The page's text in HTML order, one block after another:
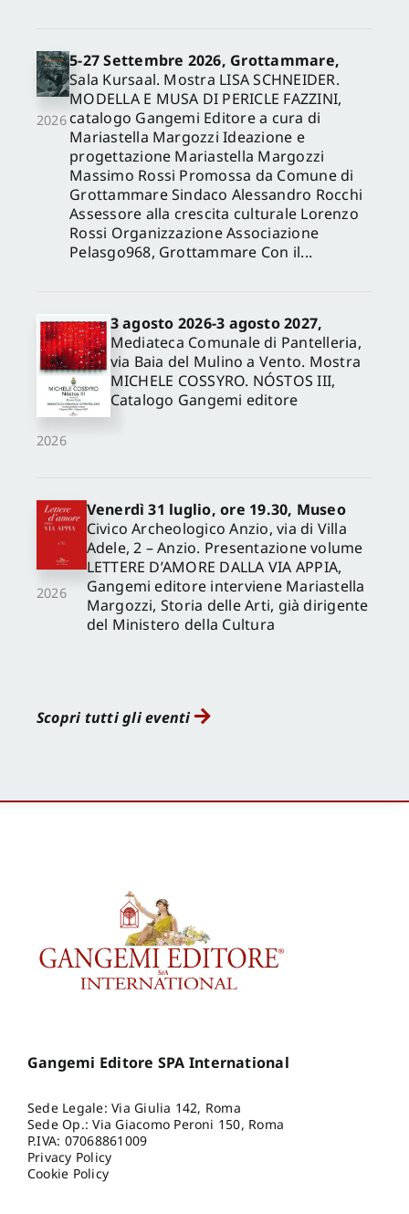
2026
5-27 Settembre 2026, Grottammare,
Sala Kursaal. Mostra LISA SCHNEIDER.
MODELLA E MUSA DI PERICLE FAZZINI,
catalogo Gangemi Editore a cura di
Mariastella Margozzi Ideazione e
progettazione Mariastella Margozzi
Massimo Rossi Promossa da Comune di
Grottammare Sindaco Alessandro Rocchi
Assessore alla crescita culturale Lorenzo
Rossi Organizzazione Associazione
Pelasgo968, Grottammare Con il...
2026
3 agosto 2026-3 agosto 2027,
Mediateca Comunale di Pantelleria,
via Baia del Mulino a Vento. Mostra
MICHELE COSSYRO. NÓSTOS III,
Catalogo Gangemi editore
2026
Venerdì 31 luglio, ore 19.30, Museo
Civico Archeologico Anzio, via di Villa
Adele, 2 – Anzio. Presentazione volume
LETTERE D’AMORE DALLA VIA APPIA,
Gangemi editore interviene Mariastella
Margozzi, Storia delle Arti, già dirigente
del Ministero della Cultura
Scopri tutti gli eventi
Gangemi Editore SPA International
Sede Legale: Via Giulia 142, Roma
Sede Op.: Via Giacomo Peroni 150, Roma
P.IVA: 07068861009
Privacy Policy
Cookie Policy